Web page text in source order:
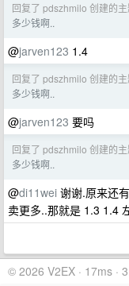
回复了 pdszhmilo 创建的
多少钱啊..
@jarven123 1.4
回复了 pdszhmilo 创建的
多少钱啊..
@jarven123 要吗
回复了 pdszhmilo 创建的
多少钱啊..
@di11wei 谢谢.原来还
卖更多..那就是 1.3 1.4
© 2026 V2EX · 17ms ·